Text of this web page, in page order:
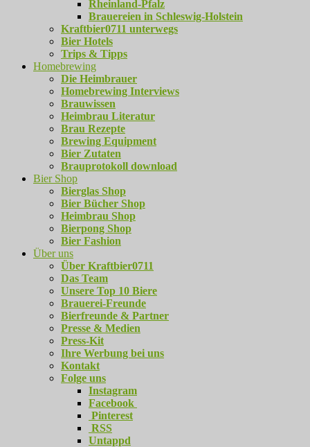
Rheinland-Pfalz
Brauereien in Schleswig-Holstein
Kraftbier0711 unterwegs
Bier Hotels
Trips & Tipps
Homebrewing
Die Heimbrauer
Homebrewing Interviews
Brauwissen
Heimbrau Literatur
Brau Rezepte
Brewing Equipment
Bier Zutaten
Brauprotokoll download
Bier Shop
Bierglas Shop
Bier Bücher Shop
Heimbrau Shop
Bierpong Shop
Bier Fashion
Über uns
Über Kraftbier0711
Das Team
Unsere Top 10 Biere
Brauerei-Freunde
Bierfreunde & Partner
Presse & Medien
Press-Kit
Ihre Werbung bei uns
Kontakt
Folge uns
Instagram
Facebook
Pinterest
RSS
Untappd